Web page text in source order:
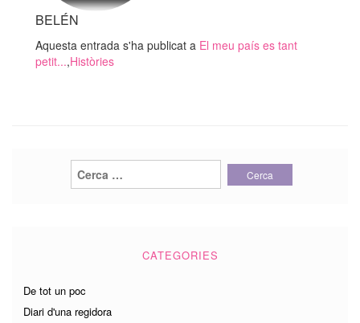
BELÉN
Aquesta entrada s'ha publicat a El meu país es tant
petit...,Històries
Cerca:
CATEGORIES
De tot un poc
Diari d'una regidora